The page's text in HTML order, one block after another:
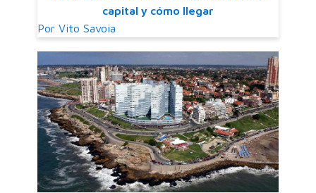
capital y cómo llegar
Por Vito Savoia